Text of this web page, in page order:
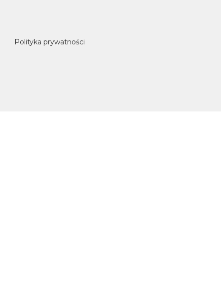
Polityka prywatności